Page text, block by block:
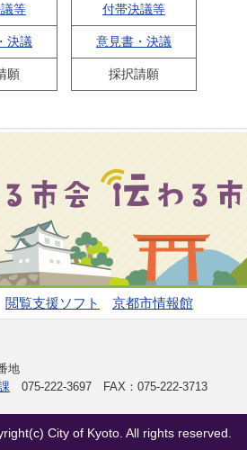
等
決議
願
付帯決議等
意見書・決議
採択請願
閲覧支援ソフト 京都市情報館
地
075-222-3697 FAX：075-222-3713
City of Kyoto. All rights reserved.